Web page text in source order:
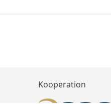
Kooperation